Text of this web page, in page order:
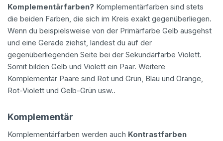
Komplementärfarben? Komplementärfarben sind stets
die beiden Farben, die sich im Kreis exakt gegenüberliegen.
Wenn du beispielsweise von der Primärfarbe Gelb ausgehst
und eine Gerade ziehst, landest du auf der
gegenüberliegenden Seite bei der Sekundärfarbe Violett.
Somit bilden Gelb und Violett ein Paar. Weitere
Komplementär Paare sind Rot und Grün, Blau und Orange,
Rot-Violett und Gelb-Grün usw..
Komplementär
Komplementärfarben werden auch Kontrastfarben